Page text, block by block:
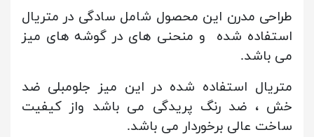
طراحی مدرن این محصول شامل سادگی در متریال
استفاده شده و منحنی های در گوشه های میز
می باشد.
متریال استفاده شده در این میز جلومبلی ضد
خش ، ضد رنگ پریدگی می باشد واز کیفیت
ساخت عالی برخوردار می باشد.